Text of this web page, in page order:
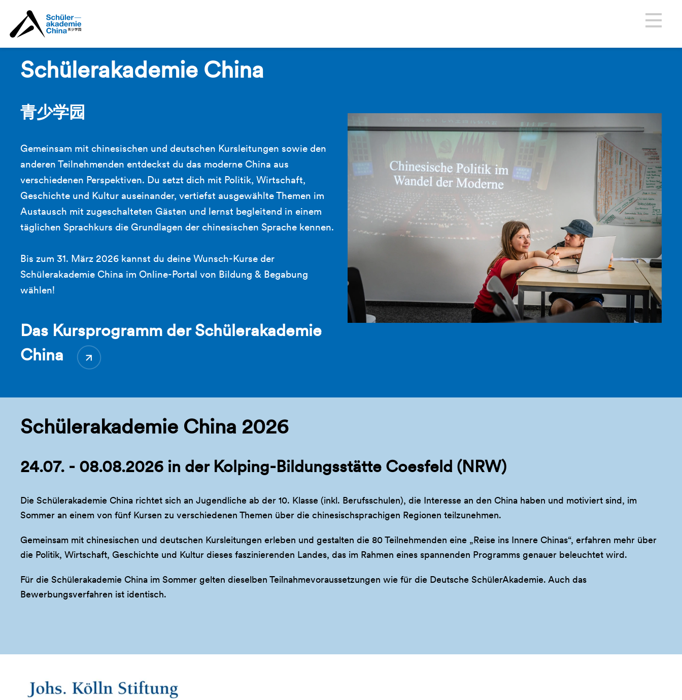
Schülerakademie China
青少学园
Gemeinsam mit chinesischen und deutschen Kursleitungen sowie den
anderen Teilnehmenden entdeckst du das moderne China aus
verschiedenen Perspektiven. Du setzt dich mit Politik, Wirtschaft,
Geschichte und Kultur auseinander, vertiefst ausgewählte Themen im
Austausch mit zugeschalteten Gästen und lernst begleitend in einem
täglichen Sprachkurs die Grundlagen der chinesischen Sprache kennen.
Bis zum 31. März 2026 kannst du deine Wunsch-Kurse der
Schülerakademie China im Online-Portal von Bildung & Begabung
wählen!
Das Kursprogramm der Schülerakademie
China
Schülerakademie China 2026
24.07. - 08.08.2026 in der Kolping-Bildungsstätte Coesfeld (NRW)
Die Schülerakademie China richtet sich an Jugendliche ab der 10. Klasse (inkl. Berufsschulen), die Interesse an den China haben und motiviert sind, im
Sommer an einem von fünf Kursen zu verschiedenen Themen über die chinesischsprachigen Regionen teilzunehmen.
Gemeinsam mit chinesischen und deutschen Kursleitungen erleben und gestalten die 80 Teilnehmenden eine „Reise ins Innere Chinas“, erfahren mehr über
die Politik, Wirtschaft, Geschichte und Kultur dieses faszinierenden Landes, das im Rahmen eines spannenden Programms genauer beleuchtet wird.
Für die Schülerakademie China im Sommer gelten dieselben Teilnahmevoraussetzungen wie für die Deutsche SchülerAkademie. Auch das
Bewerbungsverfahren ist identisch.